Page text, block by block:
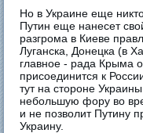
Но в Украине еще
Путин еще нанесет
разгрома в Киеве
Луганска, Донецка (в
главное - рада Крыма
присоединится к
тут на стороне
небольшую фору во
и не позволит Путину
Украину.